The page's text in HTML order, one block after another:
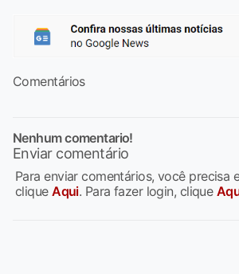
Comentários
Nenhum comentario!
Enviar comentário
Para enviar comentários, você precisa
cliqueAqui. Para fazer login, clique